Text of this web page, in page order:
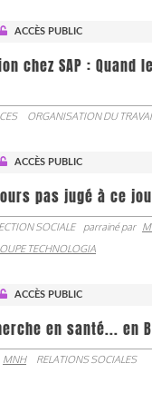
ACCÈS PUBLIC
chez SAP :
ORGANISATION DU
ACCÈS PUBLIC
pas jugé à ce
SOCIALE parrainé par
TECHNOLOGIA
ACCÈS PUBLIC
en santé... en
MNH RELATIONS SOCIALES